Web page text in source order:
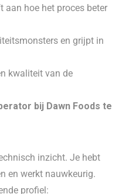
hoe het proces beter
en grijpt in
kwaliteit van de
bij Dawn Foods te
inzicht. Je hebt
en werkt nauwkeurig.
profiel: